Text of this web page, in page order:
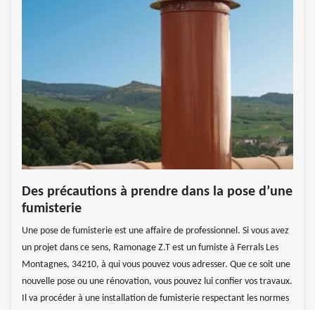
Des précautions à prendre dans la pose d’une
fumisterie
Une pose de fumisterie est une affaire de professionnel. Si vous avez
un projet dans ce sens, Ramonage Z.T est un fumiste à Ferrals Les
Montagnes, 34210, à qui vous pouvez vous adresser. Que ce soit une
nouvelle pose ou une rénovation, vous pouvez lui confier vos travaux.
Il va procéder à une installation de fumisterie respectant les normes